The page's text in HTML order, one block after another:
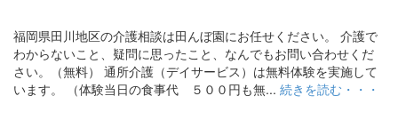
福岡県田川地区の介護相談は田んぼ園にお任せください。 介護で
わからないこと、疑問に思ったこと、なんでもお問い合わせくだ
さい。（無料） 通所介護（デイサービス）は無料体験を実施して
います。 （体験当日の食事代 ５００円も無... 続きを読む・・・